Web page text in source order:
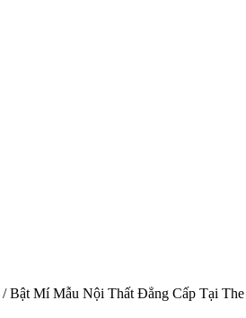
/ Bật Mí Mẫu Nội Thất Đẳng Cấp Tại